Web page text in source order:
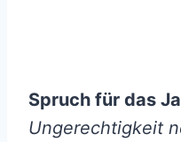
Spruch für das
Ungerechtigkeit